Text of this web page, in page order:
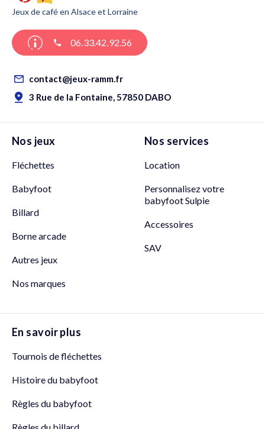
Jeux de café en Alsace et Lorraine
06.33.42.92.56
contact@jeux-ramm.fr
3 Rue de la Fontaine, 57850 DABO
Nos jeux
Fléchettes
Babyfoot
Billard
Borne arcade
Autres jeux
Nos marques
Nos services
Location
Personnalisez votre
babyfoot Sulpie
Accessoires
SAV
En savoir plus
Tournois de fléchettes
Histoire du babyfoot
Règles du babyfoot
Règles du billard